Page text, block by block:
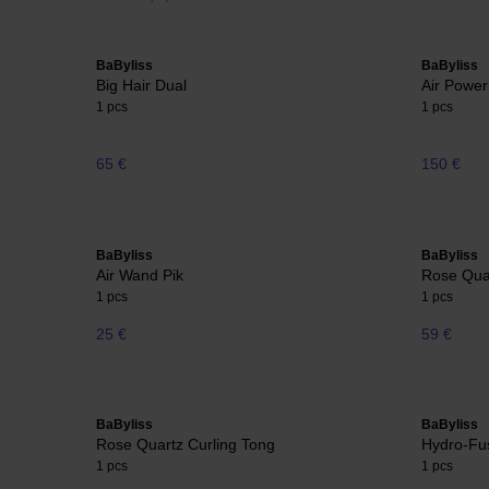
BaByliss
Big Hair Dual
1 pcs
65 €
BaByliss
Air
1 pcs
150 €
BaByliss
Air Wand Pik
1 pcs
25 €
BaByliss
Rose
1 pcs
59 €
BaByliss
Rose Quartz Curling Tong
1 pcs
BaByliss
Hydro-
1 pcs